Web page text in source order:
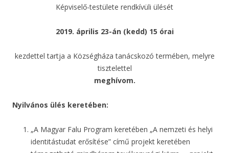
Képviselő-testülete rendkívüli ülését
2019. április 23-án (kedd) 15 órai
kezdettel tartja a Községháza tanácskozó termében, melyre
tisztelettel
meghívom.
Nyilvános ülés keretében:
„A Magyar Falu Program keretében „A nemzeti és helyi
identitástudat erősítése” című projekt keretében